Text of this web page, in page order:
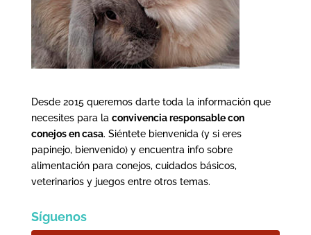
Desde 2015 queremos darte toda la información que
necesites para la convivencia responsable con
conejos en casa. Siéntete bienvenida (y si eres
papinejo, bienvenido) y encuentra info sobre
alimentación para conejos, cuidados básicos,
veterinarios y juegos entre otros temas.
Síguenos